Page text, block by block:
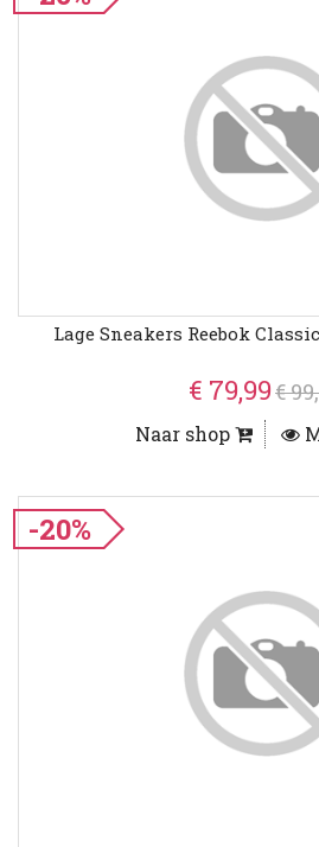
Lage Sneakers Reebok Classic
€ 79,99€
Naar shop
-20%